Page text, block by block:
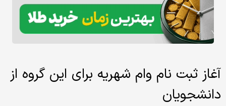
آغاز ثبت نام وام شهریه برای این گروه از
دانشجویان